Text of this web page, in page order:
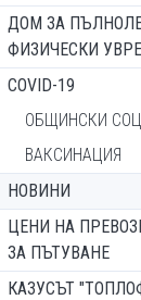
ДОМ ЗА
ФИЗИЧЕСКИ
COVID-19
ОБЩИНСКИ
ВАКСИНАЦИЯ
НОВИНИ
ЦЕНИ НА
ЗА ПЪТУВАНЕ
КАЗУСЪТ